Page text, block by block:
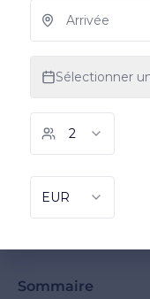
Sommaire